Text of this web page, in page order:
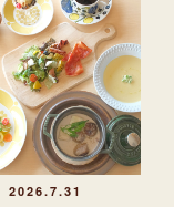
2026.7.31